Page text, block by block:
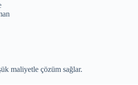
maliyetle çözüm sağlar.